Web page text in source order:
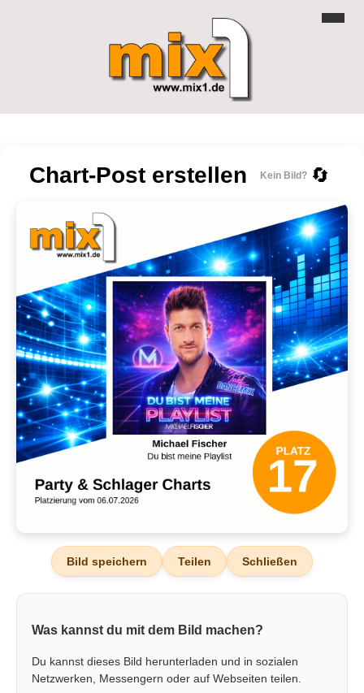
Chart-Post erstellen Kein Bild? 🔄
Bild speichern Teilen Schließen
Was kannst du mit dem Bild machen?
Du kannst dieses Bild herunterladen und in sozialen
Netzwerken, Messengern oder auf Webseiten teilen.